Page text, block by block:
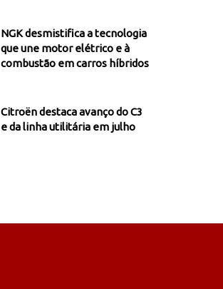
NGK desmistifica a tecnologia
que une motor elétrico e à
combustão em carros híbridos
Citroën destaca avanço do C3
e da linha utilitária em julho